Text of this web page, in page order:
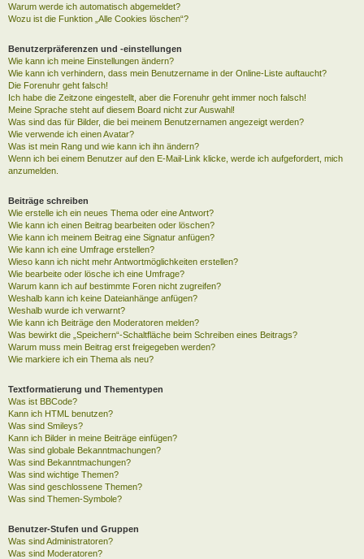
Warum werde ich automatisch abgemeldet?
Wozu ist die Funktion „Alle Cookies löschen“?
Benutzerpräferenzen und -einstellungen
Wie kann ich meine Einstellungen ändern?
Wie kann ich verhindern, dass mein Benutzername in der Online-Liste auftaucht?
Die Forenuhr geht falsch!
Ich habe die Zeitzone eingestellt, aber die Forenuhr geht immer noch falsch!
Meine Sprache steht auf diesem Board nicht zur Auswahl!
Was sind das für Bilder, die bei meinem Benutzernamen angezeigt werden?
Wie verwende ich einen Avatar?
Was ist mein Rang und wie kann ich ihn ändern?
Wenn ich bei einem Benutzer auf den E-Mail-Link klicke, werde ich aufgefordert, mich
anzumelden.
Beiträge schreiben
Wie erstelle ich ein neues Thema oder eine Antwort?
Wie kann ich einen Beitrag bearbeiten oder löschen?
Wie kann ich meinem Beitrag eine Signatur anfügen?
Wie kann ich eine Umfrage erstellen?
Wieso kann ich nicht mehr Antwortmöglichkeiten erstellen?
Wie bearbeite oder lösche ich eine Umfrage?
Warum kann ich auf bestimmte Foren nicht zugreifen?
Weshalb kann ich keine Dateianhänge anfügen?
Weshalb wurde ich verwarnt?
Wie kann ich Beiträge den Moderatoren melden?
Was bewirkt die „Speichern“-Schaltfläche beim Schreiben eines Beitrags?
Warum muss mein Beitrag erst freigegeben werden?
Wie markiere ich ein Thema als neu?
Textformatierung und Thementypen
Was ist BBCode?
Kann ich HTML benutzen?
Was sind Smileys?
Kann ich Bilder in meine Beiträge einfügen?
Was sind globale Bekanntmachungen?
Was sind Bekanntmachungen?
Was sind wichtige Themen?
Was sind geschlossene Themen?
Was sind Themen-Symbole?
Benutzer-Stufen und Gruppen
Was sind Administratoren?
Was sind Moderatoren?